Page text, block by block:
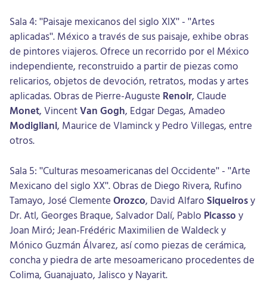
Sala 4: "Paisaje mexicanos del siglo XIX" - "Artes
aplicadas". México a través de sus paisaje, exhibe obras
de pintores viajeros. Ofrece un recorrido por el México
independiente, reconstruido a partir de piezas como
relicarios, objetos de devoción, retratos, modas y artes
aplicadas. Obras de Pierre-Auguste Renoir, Claude
Monet, VincentVan Gogh, Edgar Degas, Amadeo
Modigliani, Maurice de Vlaminck y Pedro Villegas, entre
otros.
Sala 5: "Culturas mesoamericanas del Occidente" - "Arte
Mexicano del siglo XX". Obras de Diego Rivera, Rufino
Tamayo, José Clemente Orozco, David Alfaro Siqueirosy
Dr. Atl, Georges Braque, Salvador Dalí, Pablo Picasso y
Joan Miró; Jean-Frédéric Maximilien de Waldeck y
Mónico Guzmán Álvarez, así como piezas de cerámica,
concha y piedra de arte mesoamericano procedentes de
Colima, Guanajuato, Jalisco y Nayarit.